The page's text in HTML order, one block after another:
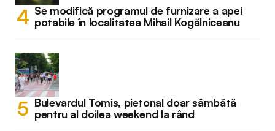
Se modifică programul de furnizare a apei
potabile în localitatea Mihail Kogălniceanu
Bulevardul Tomis, pietonal doar sâmbătă
pentru al doilea weekend la rând